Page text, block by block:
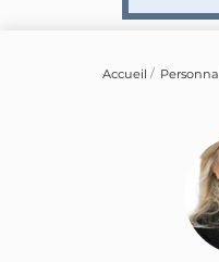
Accueil